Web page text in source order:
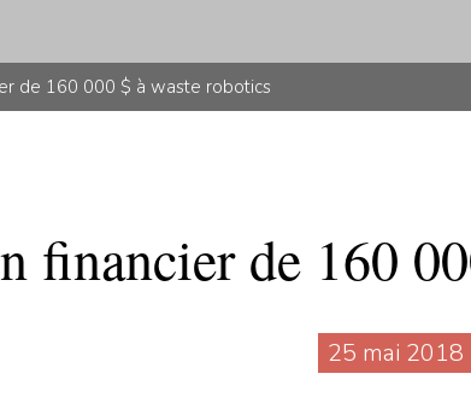
de 160 000 $ à waste robotics
financier de 160
25 mai 2018